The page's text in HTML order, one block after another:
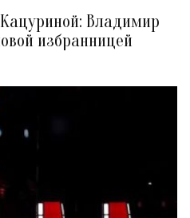
Владимир
избранницей